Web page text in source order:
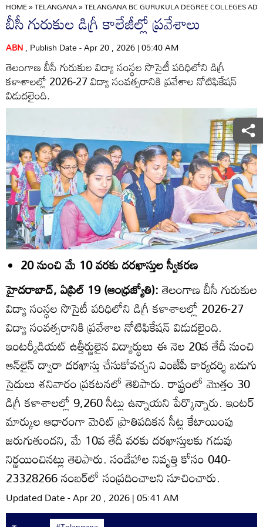
HOME»TELANGANA»TELANGANA BC GURUKULA DEGREE COLLEGES
బీసీ గురుకుల డిగ్రీ కాలేజీల్లో ప్రవేశాలు
ABN, Publish Date - Apr 20 , 2026 | 05:40 AM
తెలంగాణ బీసీ గురుకుల విద్యా సంస్థల సొసైటీ పరిధిలోని డిగ్రీ
కళాశాలల్లో 2026-27 విద్యా సంవత్సరానికి ప్రవేశాల నోటిఫికేషన్‌
విడుదలైంది.
20 నుంచి మే 10 వరకు దరఖాస్తుల స్వీకరణ
హైదరాబాద్‌, ఏప్రిల్‌ 19 (ఆంధ్రజ్యోతి):తెలంగాణ బీసీ గురుకుల
విద్యా సంస్థల సొసైటీ పరిధిలోని డిగ్రీ కళాశాలల్లో 2026-27
విద్యా సంవత్సరానికి ప్రవేశాల నోటిఫికేషన్‌ విడుదలైంది.
ఇంటర్మీడియట్‌ ఉత్తీర్ణులైన విద్యార్థులు ఈ నెల 20వ తేదీ నుంచి
ఆన్‌లైన్‌ ద్వారా దరఖాస్తు చేసుకోవచ్చని ఎంజేపీ కార్యదర్శి బడుగు
సైదులు శనివారం ప్రకటనలో తెలిపారు. రాష్ట్రంలో మొత్తం 30
డిగ్రీ కళాశాలల్లో 9,260 సీట్లు ఉన్నాయని పేర్కొన్నారు. ఇంటర్‌
మార్కుల ఆధారంగా మెరిట్‌ ప్రాతిపదికన సీట్ల కేటాయింపు
జరుగుతుందని, మే 10వ తేదీ వరకు దరఖాస్తులకు గడువు
నిర్ణయించినట్లు తెలిపారు. సందేహాల నివృత్తి కోసం 040-
23328266 నంబర్‌లో సంప్రదించాలని సూచించారు.
Updated Date - Apr 20 , 2026 | 05:41 AM